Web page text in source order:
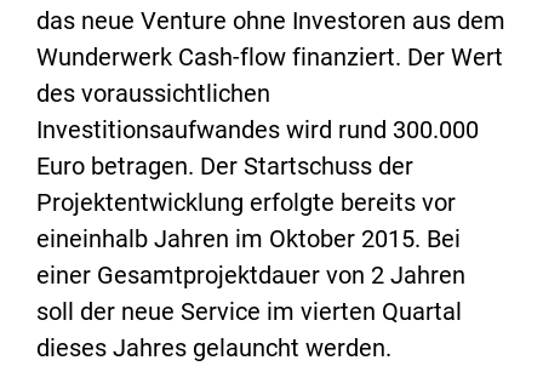
das neue Venture ohne Investoren aus dem
Wunderwerk Cash-flow finanziert. Der Wert
des voraussichtlichen
Investitionsaufwandes wird rund 300.000
Euro betragen. Der Startschuss der
Projektentwicklung erfolgte bereits vor
eineinhalb Jahren im Oktober 2015. Bei
einer Gesamtprojektdauer von 2 Jahren
soll der neue Service im vierten Quartal
dieses Jahres gelauncht werden.